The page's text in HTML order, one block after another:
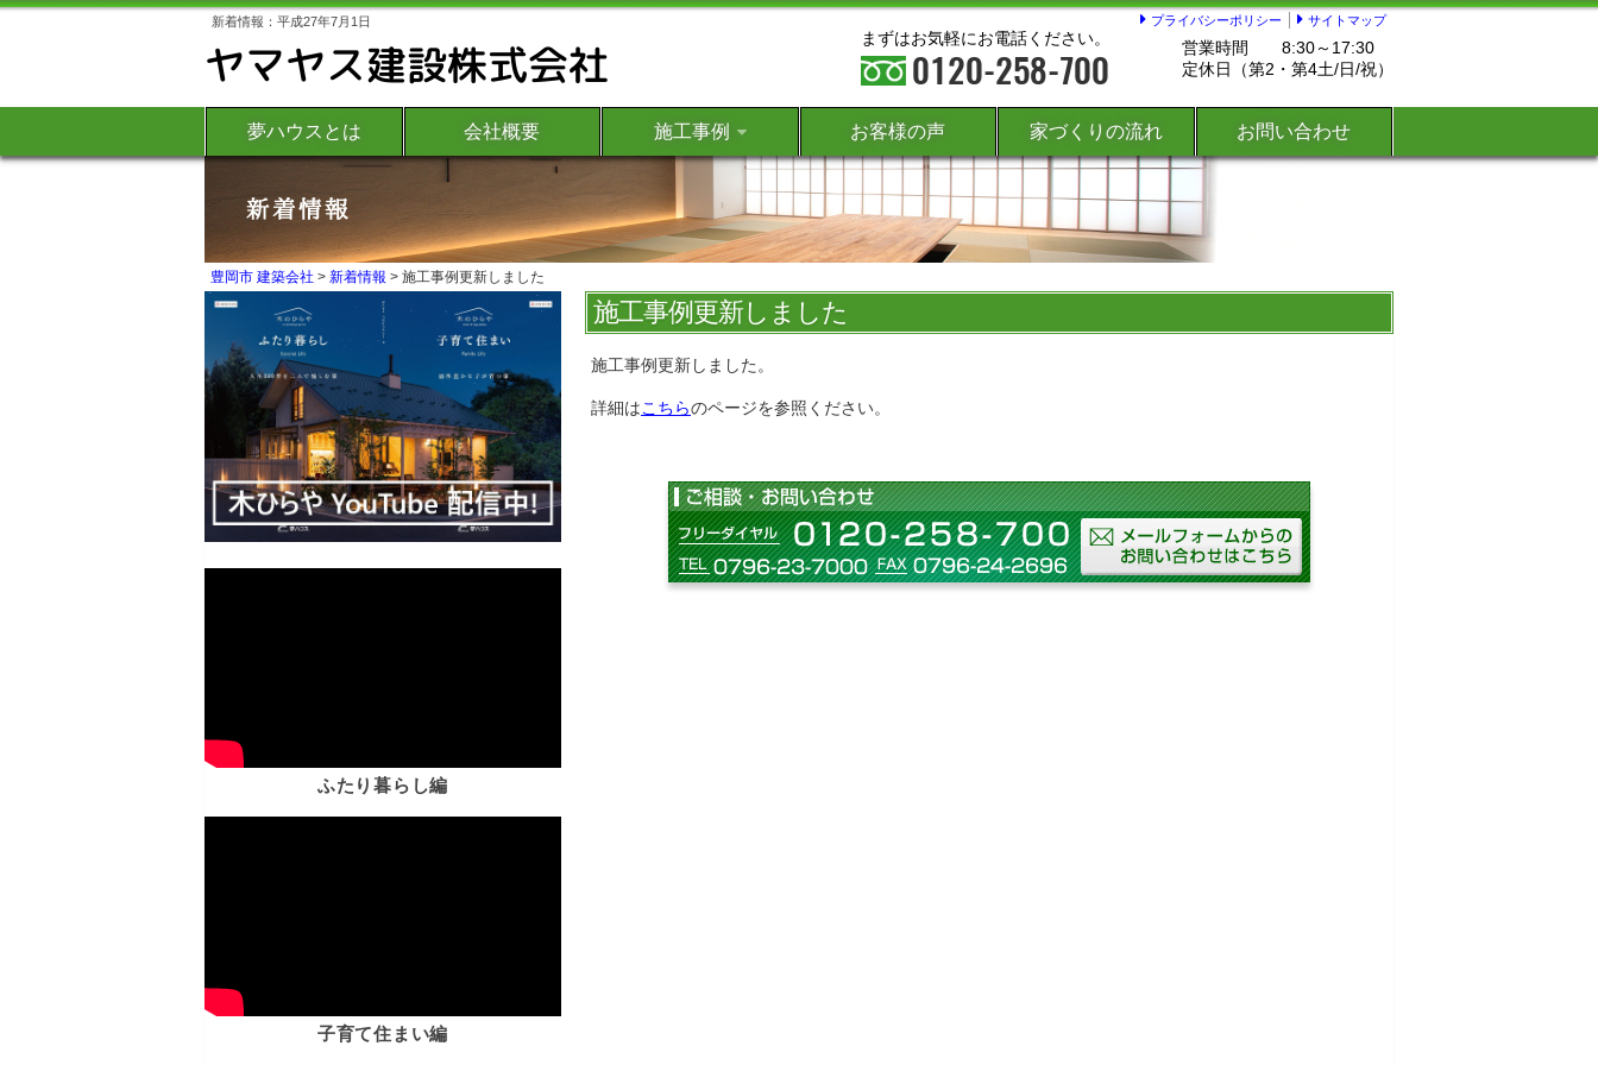
新着情報：平成27年7月1日 プライバシーポリシー サイトマップ
まずはお気軽にお電話ください。 営業時間
8:30～17:30
定休日（第2・第4土/日/祝）
夢ハウスとは 会社概要 施工事例 お客様の声 家づくりの流れ お問い合わせ
豊岡市 建築会社 > 新着情報 > 施工事例更新しました
施工事例更新しました
施工事例更新しました。
詳細はこちらのページを参照ください。
ふたり暮らし編
子育て住まい編